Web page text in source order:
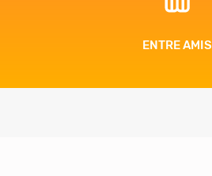
ENTRE AMIS